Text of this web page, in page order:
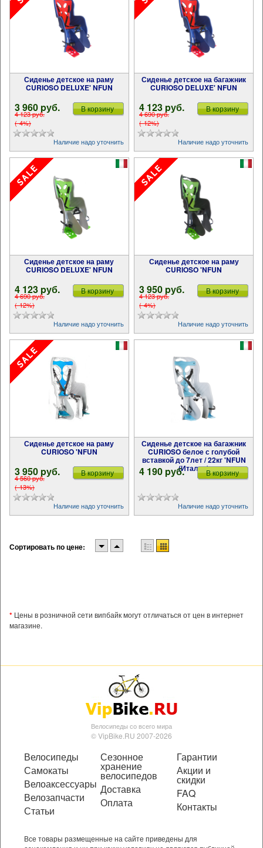
Сиденье детское на раму
CURIOSO DELUXE' NFUN
3 960 pуб.
4 123 pуб.
(-4%)
В корзину
Наличие надо уточнить
Сиденье детское на багажник
CURIOSO DELUXE' NFUN
4 123 pуб.
4 690 pуб.
(-12%)
В корзину
Наличие надо уточнить
Сиденье детское на раму
CURIOSO DELUXE' NFUN
4 123 pуб.
4 690 pуб.
(-12%)
В корзину
Наличие надо уточнить
Сиденье детское на раму
CURIOSO 'NFUN
3 950 pуб.
4 123 pуб.
(-4%)
В корзину
Наличие надо уточнить
Сиденье детское на раму
CURIOSO 'NFUN
3 950 pуб.
4 560 pуб.
(-13%)
В корзину
Наличие надо уточнить
Сиденье детское на багажник
CURIOSO белое с голубой
вставкой до 7лет / 22кг 'NFUN
(Италия)
4 190 pуб. В корзину
Наличие надо уточнить
Сортировать по цене:
* Цены в розничной сети випбайк могут отличаться от цен в интернет
магазине.
Велосипеды со всего мира
© VipBike.RU 2007-2026
Велосипеды
Самокаты
Велоаксессуары
Велозапчасти
Статьи
Сезонное
хранение
велосипедов
Доставка
Оплата
Гарантии
Акции и
скидки
FAQ
Контакты
Все товары размещенные на сайте приведены для